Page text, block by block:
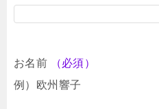
お名前
（必須）
例）欧州響子